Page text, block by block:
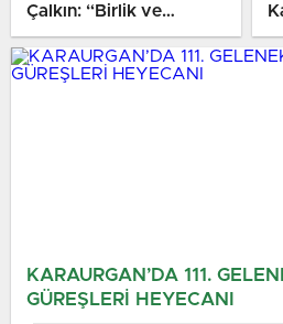
Çalkın: “Birlik ve
Beraberlik İçinde Hizmet
Diyoruz”
KARAURGAN’DA 111.
GÜREŞLERİ HEYECANI